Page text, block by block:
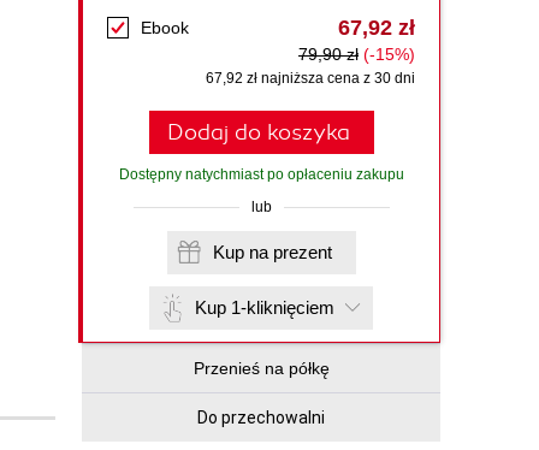
Ebook 67,92 zł
79,90 zł (-15%)
67,92 zł najniższa cena z 30 dni
Dodaj do koszyka
Dostępny natychmiast po opłaceniu zakupu
lub
Kup na prezent
Kup 1-kliknięciem
Przenieś na półkę
Do przechowalni